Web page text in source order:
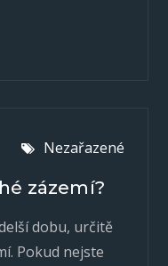
Nezařazené
zázemí?
dobu, určitě
Pokud nejste